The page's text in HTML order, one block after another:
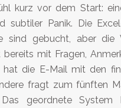
kurz vor dem Start:
subtiler Panik. Die
sind gebucht, aber die
mit Fragen,
hat die E-Mail mit den
fragt zum fünften
Das geordnete System